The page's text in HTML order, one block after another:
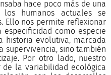
hace poco más de una
humanos actuales se
Ello nos permite reflexionar
como especie
historia evolutiva, marcada
supervivencia, sino también
Por otro lado, nuestro
de la variabilidad ecológica